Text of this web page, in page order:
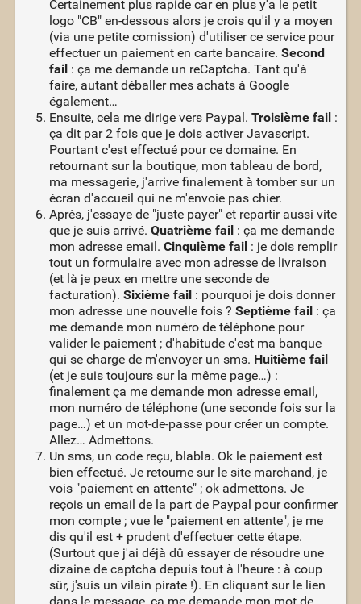
Certainement plus rapide car en plus y'a le petit
logo "CB" en-dessous alors je crois qu'il y a moyen
(via une petite comission) d'utiliser ce service pour
effectuer un paiement en carte bancaire. Second
fail: ça me demande un reCaptcha. Tant qu'à
faire, autant déballer mes achats à Google
également…
Ensuite, cela me dirige vers Paypal. Troisième fail:
ça dit par 2 fois que je dois activer Javascript.
Pourtant c'est effectué pour ce domaine. En
retournant sur la boutique, mon tableau de bord,
ma messagerie, j'arrive finalement à tomber sur un
écran d'accueil qui ne m'envoie pas chier.
Après, j'essaye de "juste payer" et repartir aussi vite
que je suis arrivé. Quatrième fail: ça me demande
mon adresse email. Cinquième fail: je dois remplir
tout un formulaire avec mon adresse de livraison
(et là je peux en mettre une seconde de
facturation). Sixième fail: pourquoi je dois donner
mon adresse une nouvelle fois ? Septième fail: ça
me demande mon numéro de téléphone pour
valider le paiement ; d'habitude c'est ma banque
qui se charge de m'envoyer un sms. Huitième fail
(et je suis toujours sur la même page…) :
finalement ça me demande mon adresse email,
mon numéro de téléphone (une seconde fois sur la
page…) et un mot-de-passe pour créer un compte.
Allez… Admettons.
Un sms, un code reçu, blabla. Ok le paiement est
bien effectué. Je retourne sur le site marchand, je
vois "paiement en attente" ; ok admettons. Je
reçois un email de la part de Paypal pour confirmer
mon compte ; vue le "paiement en attente", je me
dis qu'il est + prudent d'effectuer cette étape.
(Surtout que j'ai déjà dû essayer de résoudre une
dizaine de captcha depuis tout à l'heure : à coup
sûr, j'suis un vilain pirate !). En cliquant sur le lien